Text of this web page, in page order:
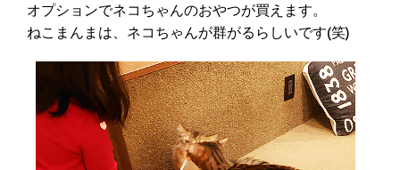
オプションでネコちゃんのおやつが買えます。
ねこまんまは、ネコちゃんが群がるらしいです(笑)